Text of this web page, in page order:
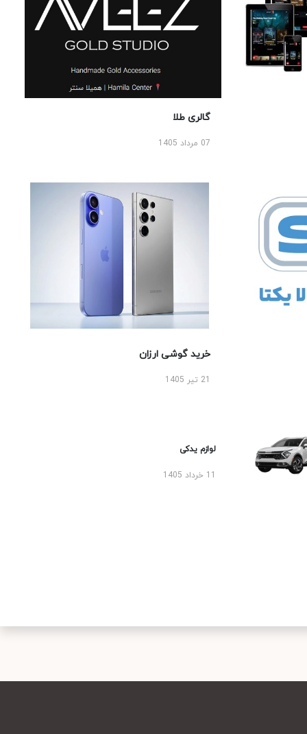
گالری طلا
07 مرداد 1405
خرید گوشی ارزان
لوازم یدکی